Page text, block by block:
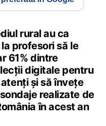
rural au ca
profesori să le
61% dintre
digitale pentru
și să învețe
realizate de
în acest an